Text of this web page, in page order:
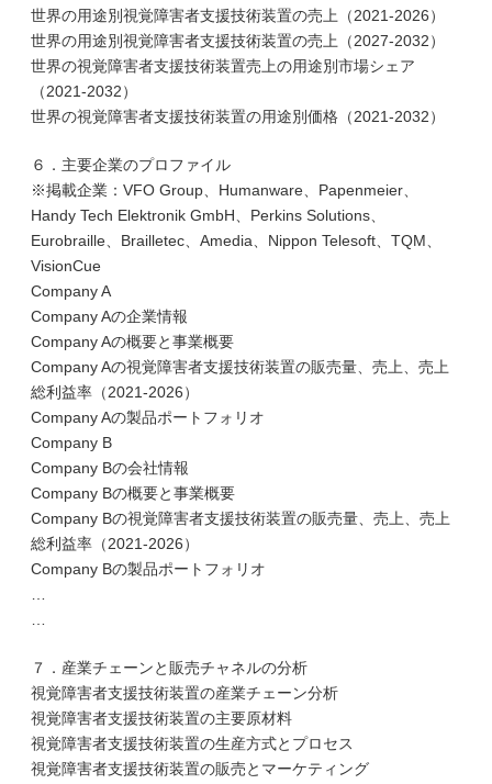
世界の用途別視覚障害者支援技術装置の売上（2021-2026）
世界の用途別視覚障害者支援技術装置の売上（2027-2032）
世界の視覚障害者支援技術装置売上の用途別市場シェア
（2021-2032）
世界の視覚障害者支援技術装置の用途別価格（2021-2032）
６．主要企業のプロファイル
※掲載企業：VFO Group、Humanware、Papenmeier、
Handy Tech Elektronik GmbH、Perkins Solutions、
Eurobraille、Brailletec、Amedia、Nippon Telesoft、TQM、
VisionCue
Company A
Company Aの企業情報
Company Aの概要と事業概要
Company Aの視覚障害者支援技術装置の販売量、売上、売上
総利益率（2021-2026）
Company Aの製品ポートフォリオ
Company B
Company Bの会社情報
Company Bの概要と事業概要
Company Bの視覚障害者支援技術装置の販売量、売上、売上
総利益率（2021-2026）
Company Bの製品ポートフォリオ
７．産業チェーンと販売チャネルの分析
視覚障害者支援技術装置の産業チェーン分析
視覚障害者支援技術装置の主要原材料
視覚障害者支援技術装置の生産方式とプロセス
視覚障害者支援技術装置の販売とマーケティング